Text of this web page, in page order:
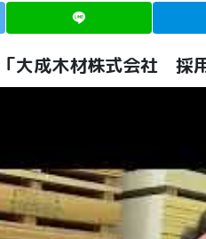
「大成木材株式会社